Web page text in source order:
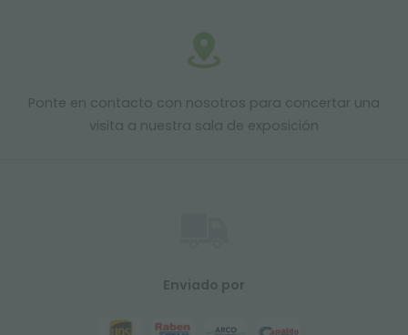
Ponte en contacto con nosotros para concertar una
visita a nuestra sala de exposición
Enviado por